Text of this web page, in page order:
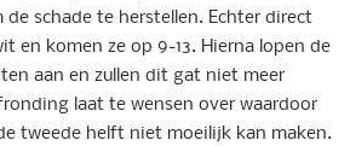
schade te herstellen. Echter direct
en komen ze op 9-13. Hierna lopen de
aan en zullen dit gat niet meer
laat te wensen over waardoor
tweede helft niet moeilijk kan maken.